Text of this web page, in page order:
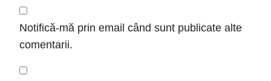
Notifică-mă prin email când sunt publicate alte
comentarii.